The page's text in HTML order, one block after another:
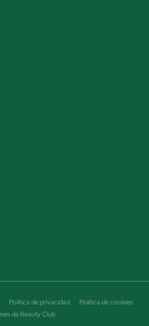
Política de privacidad
Política de cookies
de Beauty Club